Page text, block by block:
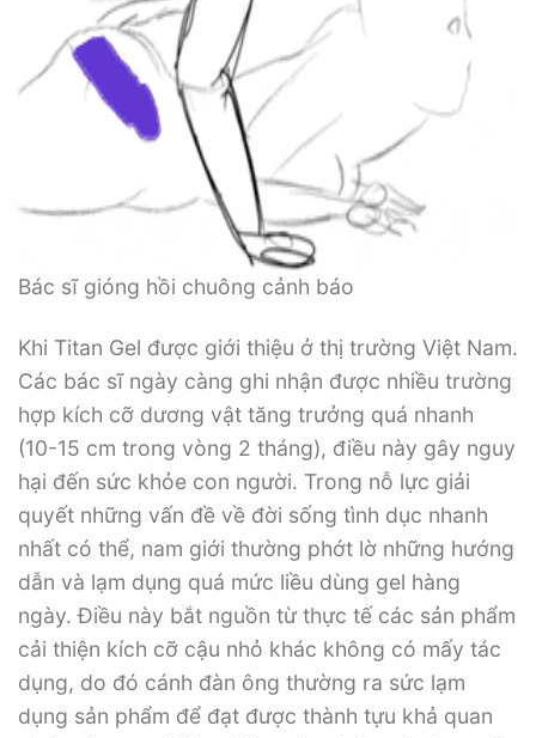
Bác sĩ gióng hồi chuông cảnh báo
Khi Titan Gel được giới thiệu ở thị trường Việt Nam.
Các bác sĩ ngày càng ghi nhận được nhiều trường
hợp kích cỡ dương vật tăng trưởng quá nhanh
(10-15 cm trong vòng 2 tháng), điều này gây nguy
hại đến sức khỏe con người. Trong nỗ lực giải
quyết những vấn đề về đời sống tình dục nhanh
nhất có thể, nam giới thường phớt lờ những hướng
dẫn và lạm dụng quá mức liều dùng gel hàng
ngày. Điều này bắt nguồn từ thực tế các sản phẩm
cải thiện kích cỡ cậu nhỏ khác không có mấy tác
dụng, do đó cánh đàn ông thường ra sức lạm
dụng sản phẩm để đạt được thành tựu khả quan